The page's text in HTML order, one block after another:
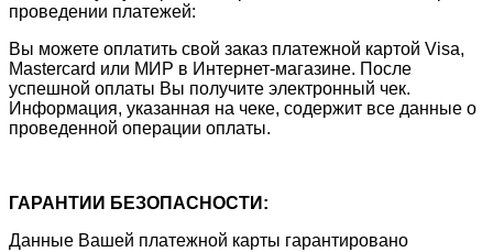
проведении платежей:
Вы можете оплатить свой заказ платежной картой Visa,
Mastercard или МИР в Интернет-магазине. После
успешной оплаты Вы получите электронный чек.
Информация, указанная на чеке, содержит все данные о
проведенной операции оплаты.
ГАРАНТИИ БЕЗОПАСНОСТИ:
Данные Вашей платежной карты гарантировано